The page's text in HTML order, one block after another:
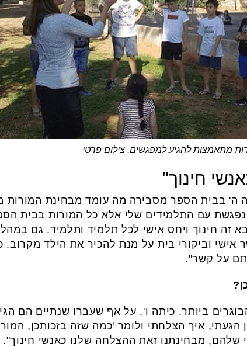
מתאמצות להגיע למפגשים, צילום פרטי
חינוך"
ה' בבית הספר מסבירה מה עומד מבחינת
נפגשת עם התלמידים שלי אלא כל המורות בבית
זה חינוך ויחס אישי לכל תלמיד ותלמיד. גם
אישי וביקורי בית על מנת להכיר את הילד מקרוב.
על קשר".
ביותר, כיתה ו', על אף שעברו שנתיים הם
הגעתי, איך הצלחתי ולומר 'כמה שזה בזכותכן,
מבחינתנו זאת ההצלחה שלנו כאנשי חינוך".